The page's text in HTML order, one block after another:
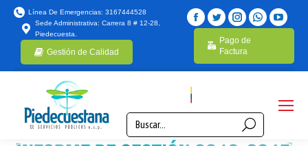
Línea De Emergencias: 3167444528
Sede Administrativa: Carrera 8 # 12-28,
Piedecuesta.
Gestión de Calidad
Pago de
Factura